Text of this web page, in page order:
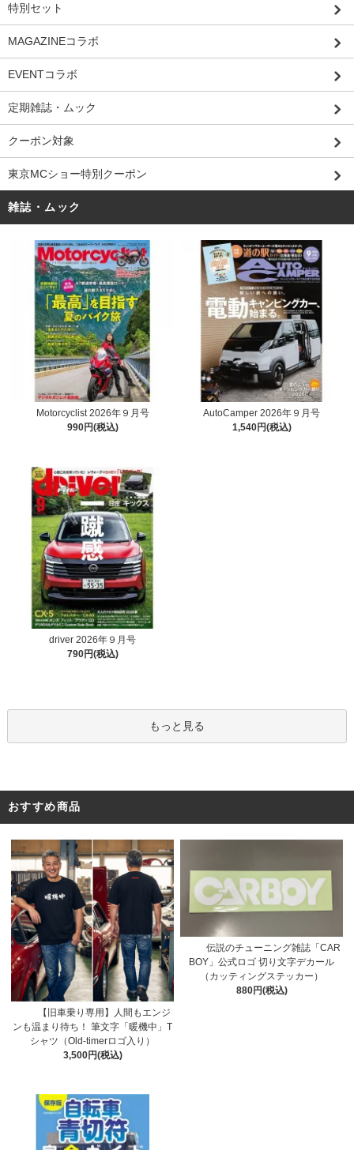
特別セット
MAGAZINEコラボ
EVENTコラボ
定期雑誌・ムック
クーポン対象
東京MCショー特別クーポン
雑誌・ムック
Motorcyclist 2026年９月号
990円(税込)
AutoCamper 2026年９月号
1,540円(税込)
driver 2026年９月号
790円(税込)
もっと見る
おすすめ商品
【旧車乗り専用】人間もエンジ
ンも温まり待ち！ 筆文字「暖機中」T
シャツ（Old-timerロゴ入り）
3,500円(税込)
伝説のチューニング雑誌「CAR
BOY」公式ロゴ 切り文字デカール
（カッティングステッカー）
880円(税込)